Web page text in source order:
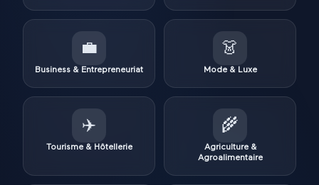
💼
Business & Entrepreneuriat
👗
Mode & Luxe
✈️
Tourisme & Hôtellerie
🌾
Agriculture &
Agroalimentaire